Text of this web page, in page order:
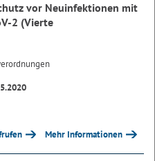
vor Neuinfektionen mit
2 (Vierte
Mehr Informationen